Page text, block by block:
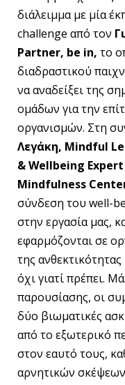
διάλειμμα με μία
challenge από τον
Partner, be in, το
διαδραστικού
να αναδείξει της
ομάδων για την
οργανισμών. Στη
Λεγάκη, Mindful
&Wellbeing Expert
Mindfulness
σύνδεση του well-
στην εργασία μας,
εφαρμόζονται σε
της
όχι γιατί πρέπει.
παρουσίασης, οι
δύο βιωματικές
από το εξωτερικό
στον εαυτό τους,
αρνητικών